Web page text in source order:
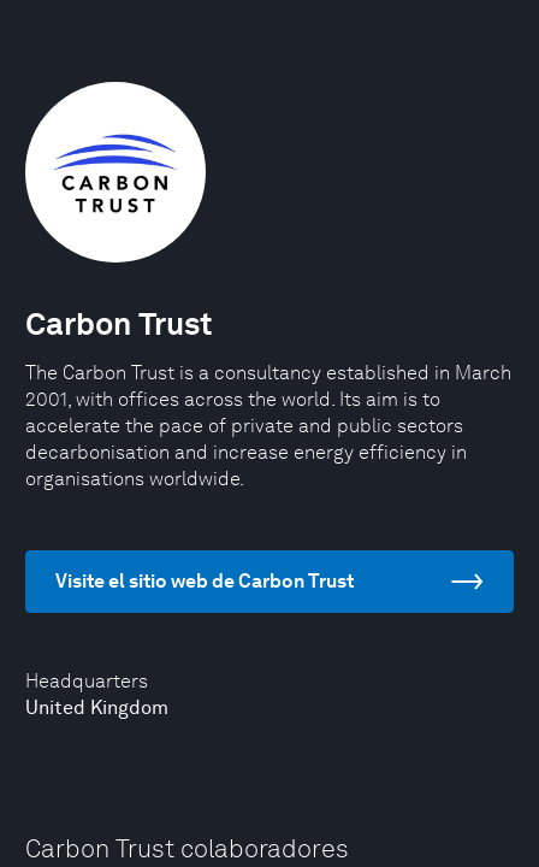
Headquarters
United Kingdom
Carbon Trust
The Carbon Trust is a consultancy established in March
2001, with offices across the world. Its aim is to
accelerate the pace of private and public sectors
decarbonisation and increase energy efficiency in
organisations worldwide.
Visite el sitio web de Carbon Trust
Carbon Trust colaboradores